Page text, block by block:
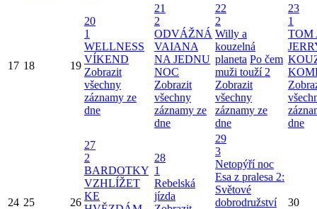
17 18 19
20
1
WELLNESS
VÍKEND
Zobrazit
všechny
záznamy ze
dne
21
2
ODVÁŽNÁ
VAIANA
NA JEDNU
NOC
Zobrazit
všechny
záznamy ze
dne
22
2
Willy a
kouzelná
planeta Po čem
muži touží 2
Zobrazit
všechny
záznamy ze
dne
23
1
TOM
dne
24 25 26
27
2
BARDOTKY
VZHLÍŽET
KE
28
1
Rebelská
jízda
29
3
Netopýří noc
Esa z pralesa 2:
Světové
dobrodružství
30